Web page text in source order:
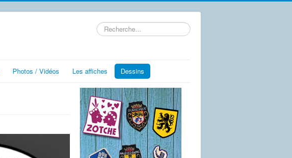
Rechercher
Photos / Vidéos Les affiches Dessins